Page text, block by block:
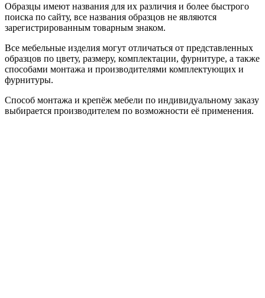
Образцы имеют названия для их различия и более быстрого
поиска по сайту, все названия образцов не являются
зарегистрированным товарным знаком.
Все мебельные изделия могут отличаться от представленных
образцов по цвету, размеру, комплектации, фурнитуре, а также
способами монтажа и производителями комплектующих и
фурнитуры.
Способ монтажа и крепёж мебели по индивидуальному заказу
выбирается производителем по возможности её применения.